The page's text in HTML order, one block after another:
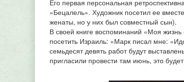
Его первая персональная
«Бецалель». Художник посетил ее
женаты, но у них был совместный сын).
В своей книге воспоминаний «Моя
посетить Израиль: «Марк писал мне:
семьдесят девять работ будут
пригласили провести там июнь, это